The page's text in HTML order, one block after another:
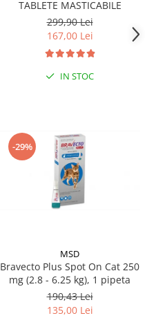
TABLETE MASTICABILE
299,90 Lei
167,00 Lei
IN STOC
-29%
MSD
Bravecto Plus Spot On Cat 250
mg (2.8 - 6.25 kg), 1 pipeta
190,43 Lei
135,00 Lei